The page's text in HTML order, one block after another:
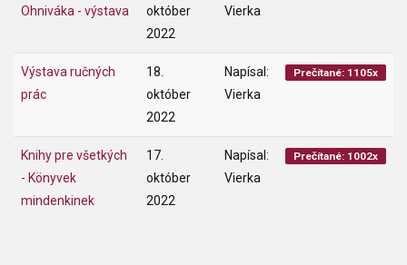
Ohniváka - výstava
október
2022
Vierka
Výstava ručných
prác
18.
október
2022
Napísal:
Vierka
Prečítané: 1105x
Knihy pre všetkých
- Könyvek
mindenkinek
17.
október
2022
Napísal:
Vierka
Prečítané: 1002x